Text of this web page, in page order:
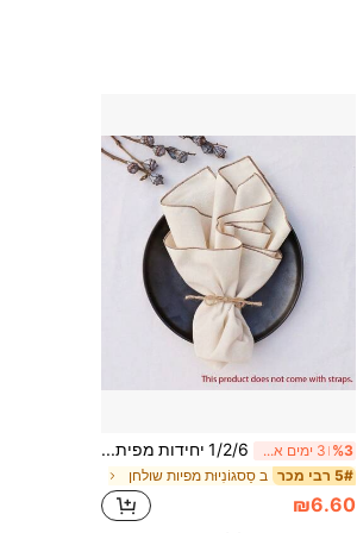
%3 3 ימים אחרונים 1/2/6 יחידות מפית שולחן חום עם שוליים בצבע אחיד, מתאים לעיטור שולחן לחתונה, מסיבה, חג, יום הולדת
5# רבי מכר ב סַסגוֹנִיוּת מפיות שולחן
₪6.60